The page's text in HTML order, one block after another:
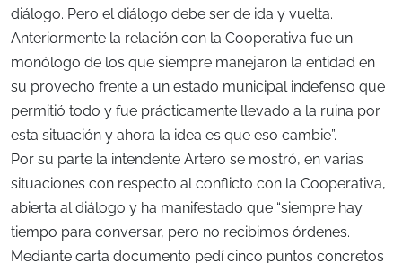
diálogo. Pero el diálogo debe ser de ida y vuelta.
Anteriormente la relación con la Cooperativa fue un
monólogo de los que siempre manejaron la entidad en
su provecho frente a un estado municipal indefenso que
permitió todo y fue prácticamente llevado a la ruina por
esta situación y ahora la idea es que eso cambie”.
Por su parte la intendente Artero se mostró, en varias
situaciones con respecto al conflicto con la Cooperativa,
abierta al diálogo y ha manifestado que “siempre hay
tiempo para conversar, pero no recibimos órdenes.
Mediante carta documento pedí cinco puntos concretos